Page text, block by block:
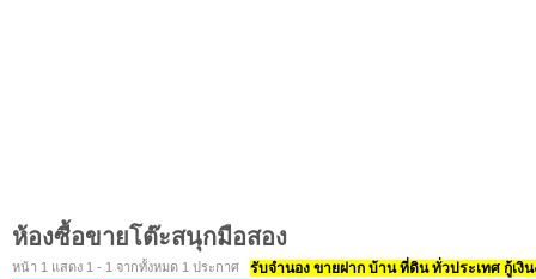
ห้องซื้อขายโต๊ะสนุกมือสอง
หน้า 1 แสดง 1 - 1 จากทั้งหมด 1 ประกาศ รับจำนอง ขายฝาก บ้าน ที่ดิน ทั่วประเทศ กู้เงิ